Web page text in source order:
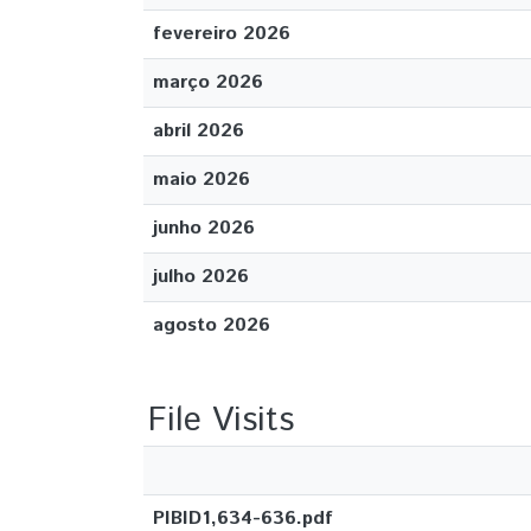
fevereiro 2026
março 2026
abril 2026
maio 2026
junho 2026
julho 2026
agosto 2026
File Visits
PIBID1,634-636.pdf